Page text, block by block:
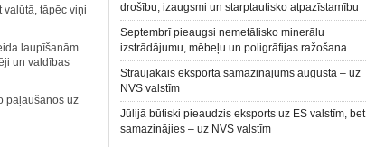
valūtā, tāpēc viņi
laupīšanām.
un valdības
paļaušanos uz
drošību, izaugsmi un starptautisko atpazīstamību
Septembrī pieaugsi nemetālisko minerālu
izstrādājumu, mēbeļu un poligrāfijas ražošana
Straujākais eksporta samazinājums augustā – uz
NVS valstīm
Jūlijā būtiski pieaudzis eksports uz ES valstīm, bet
samazinājies – uz NVS valstīm